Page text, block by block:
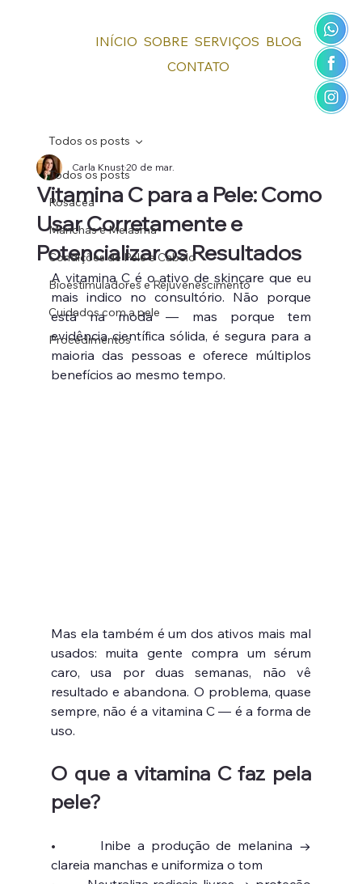
INÍCIO SOBRE SERVIÇOS BLOG
CONTATO
Todos os posts
Rosácea
Manchas e Melasma
Condições de Pele e Cabelo
Bioestimuladores e Rejuvenescimento
Cuidados com a pele
Procedimentos
Todos os posts
Vitamina C para a Pele: Como
Usar Corretamente e
Potencializar os Resultados
Carla Knust20 de mar.
A vitamina C é o ativo de skincare que eu
mais indico no consultório. Não porque
está na moda — mas porque tem
evidência científica sólida, é segura para a
maioria das pessoas e oferece múltiplos
benefícios ao mesmo tempo.
Mas ela também é um dos ativos mais mal
usados: muita gente compra um sérum
caro, usa por duas semanas, não vê
resultado e abandona. O problema, quase
sempre, não é a vitamina C — é a forma de
uso.
O que a vitamina C faz pela
pele?
• Inibe a produção de melanina →
clareia manchas e uniformiza o tom